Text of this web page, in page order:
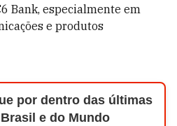
Bank, especialmente em
e produtos
por dentro das últimas
e do Mundo